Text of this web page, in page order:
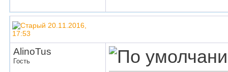
20.11.2016,
17:53
AlinoTus
Гость